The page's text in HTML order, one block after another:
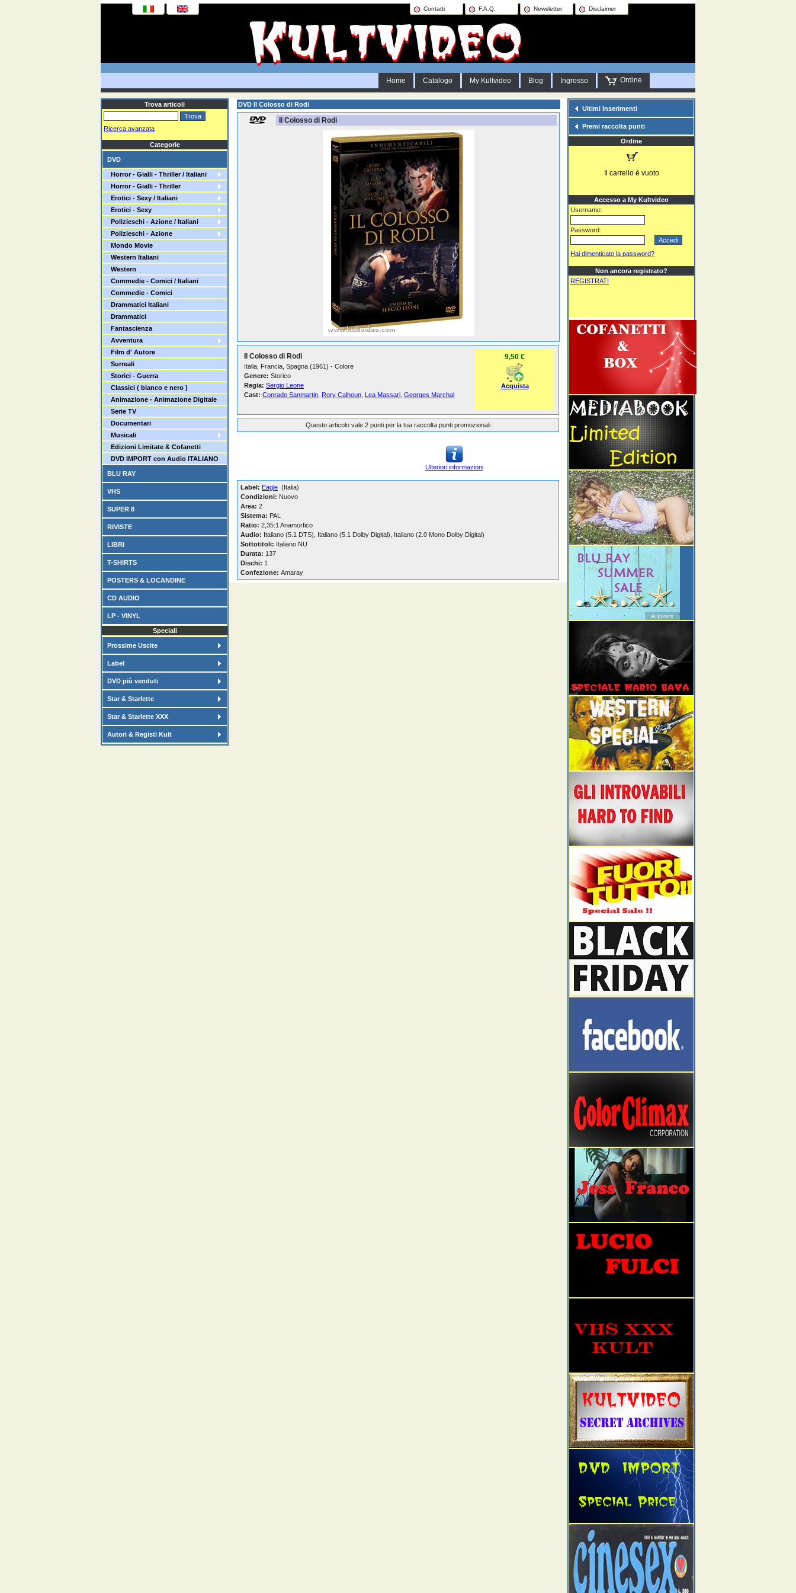
Contatti F.A.Q. Newsletter Disclaimer
Home Catalogo My Kultvideo Blog Ingrosso Ordine
Trova articoli
Ricerca avanzata
Categorie
DVD
Horror - Gialli - Thriller / Italiani
Horror - Gialli - Thriller
Erotici - Sexy / Italiani
Erotici - Sexy
Polizieschi - Azione / Italiani
Polizieschi - Azione
Mondo Movie
Western Italiani
Western
Commedie - Comici / Italiani
Commedie - Comici
Drammatici Italiani
Drammatici
Fantascienza
Avventura
Film d' Autore
Surreali
Storici - Guerra
Classici ( bianco e nero )
Animazione - Animazione Digitale
Serie TV
Documentari
Musicali
Edizioni Limitate & Cofanetti
DVD IMPORT con Audio ITALIANO
BLU RAY
VHS
SUPER 8
RIVISTE
LIBRI
T-SHIRTS
POSTERS & LOCANDINE
CD AUDIO
LP - VINYL
Speciali
Prossime Uscite
Label
DVD più venduti
Star & Starlette
Star & Starlette XXX
Autori & Registi Kult
DVD Il Colosso di Rodi
Il Colosso di Rodi
Il Colosso di Rodi
Italia, Francia, Spagna (1961) - Colore
Genere: Storico
Regia: Sergio Leone
Cast: Conrado Sanmartin Rory Calhoun Lea Massari Georges Marchal
9,50 €
Acquista
Questo articolo vale 2 punti per la tua raccolta punti promozionali
Ulteriori informazioni
Label: Eagle (Italia)
Condizioni: Nuovo
Area: 2
Sistema: PAL
Ratio: 2,35:1 Anamorfico
Audio: Italiano (5.1 DTS), Italiano (5.1 Dolby Digital), Italiano (2.0 Mono Dolby Digital)
Sottotitoli: Italiano NU
Durata: 137
Dischi: 1
Confezione: Amaray
Ultimi Inserimenti
Premi raccolta punti
Ordine
Il carrello è vuoto
Accesso a My Kultvideo
Username:
Password:
Hai dimenticato la password?
Non ancora registrato?
REGISTRATI